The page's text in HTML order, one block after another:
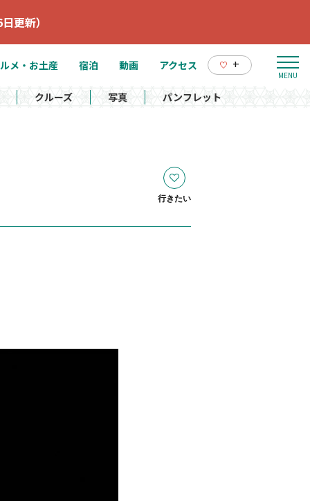
更新）
メ・お土産 宿泊 動画 アクセス +
クルーズ 写真 パンフレット
行きたい